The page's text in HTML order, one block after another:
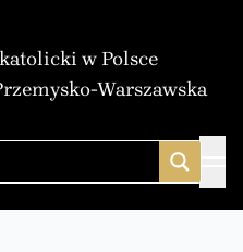
w Polsce
Warszawska